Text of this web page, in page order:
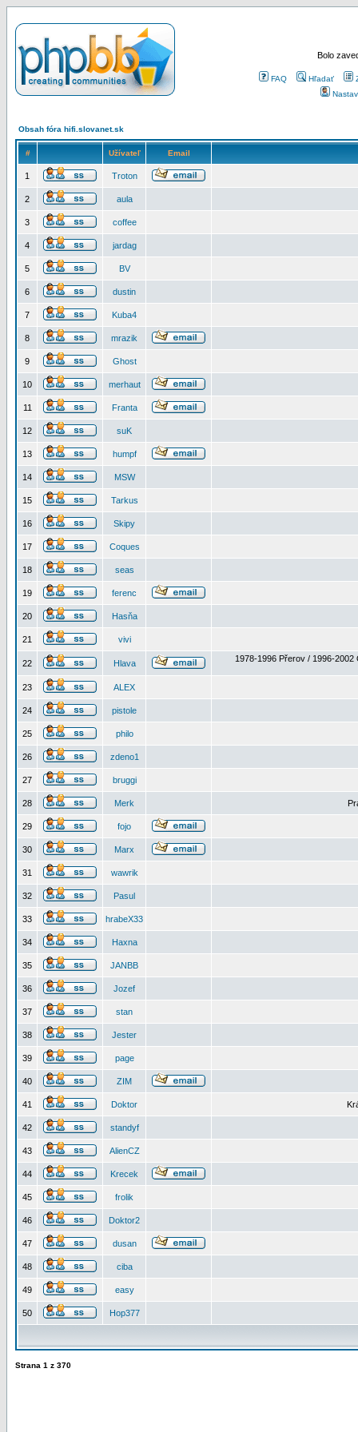
Bolo
FAQ Hľadať
Obsah fóra hifi.slovanet.sk
# Užívateľ Email
1 Troton
2 aula
3 coffee
4 jardag
5 BV
6 dustin
7 Kuba4
8 mrazik
9 Ghost
10 merhaut
11 Franta
12 suK
13 humpf
14 MSW
15 Tarkus
16 Skipy
17 Coques
18 seas
19 ferenc
20 Hasňa
21 vivi
22 Hlava 1978-1996 Přerov / 1996-2002
23 ALEX
24 pistole
25 philo
26 zdeno1
27 bruggi
28 Merk
29 fojo
30 Marx
31 wawrik
32 Pasul
33 hrabeX33
34 Haxna
35 JANBB
36 Jozef
37 stan
38 Jester
39 page
40 ZIM
41 Doktor
42 standyf
43 AlienCZ
44 Krecek
45 frolik
46 Doktor2
47 dusan
48 ciba
49 easy
50 Hop377
Strana 1 z 370